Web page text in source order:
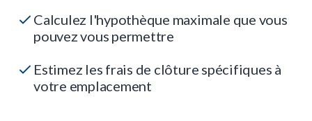
Calculez l'hypothèque maximale que vous
pouvez vous permettre
Estimez les frais de clôture spécifiques à
votre emplacement